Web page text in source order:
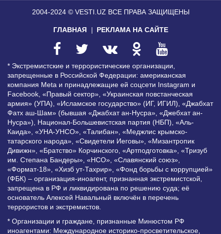
2004-2024 © VESTI.UZ ВСЕ ПРАВА ЗАЩИЩЕНЫ
ГЛАВНАЯ РЕКЛАМА НА САЙТЕ
* Экстремистские и террористические организации,
запрещенные в Российской Федерации: американская
компания Meta и принадлежащие ей соцсети Instagram и
Facebook, «Правый сектор», «Украинская повстанческая
армия» (УПА), «Исламское государство» (ИГ, ИГИЛ), «Джабхат
Фатх аш-Шам» (бывшая «Джабхат ан-Нусра», «Джебхат ан-
Нусра»), Национал-Большевистская партия (НБП), «Аль-
Каида», «УНА-УНСО», «Талибан», «Меджлис крымско-
татарского народа», «Свидетели Иеговы», «Мизантропик
Дивижн», «Братство» Корчинского, «Артподготовка», «Тризуб
им. Степана Бандеры», «НСО», «Славянский союз»,
«Формат-18», «Хизб ут-Тахрир», «Фонд борьбы с коррупцией»
(ФБК) – организация-иноагент, признанная экстремистской,
запрещена в РФ и ликвидирована по решению суда; её
основатель Алексей Навальный включён в перечень
террористов и экстремистов.
* Организации и граждане, признанные Минюстом РФ
иноагентами: Международное историко-просветительское,